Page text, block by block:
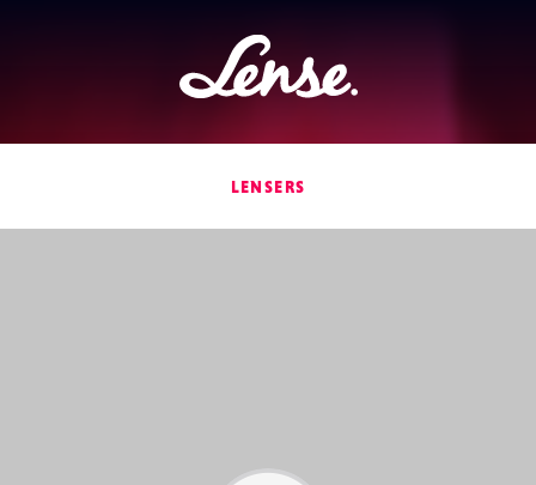
Lense
LENSERS